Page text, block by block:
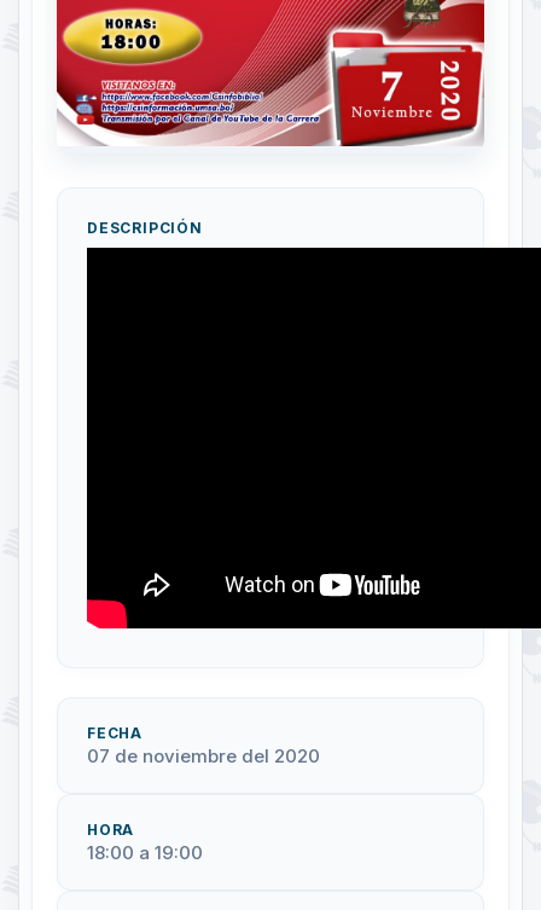
DESCRIPCIÓN
FECHA
07 de noviembre del 2020
HORA
18:00 a 19:00